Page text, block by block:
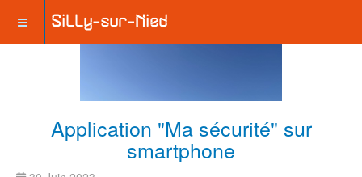
Application "Ma sécurité" sur
smartphone